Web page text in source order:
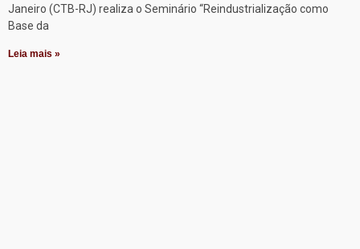
Janeiro (CTB-RJ) realiza o Seminário “Reindustrialização como
Base da
Leia mais »